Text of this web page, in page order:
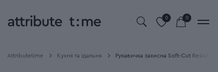
0 0
Attributetime Кухня та їдальня Рукавичка захисна Soft-Cut